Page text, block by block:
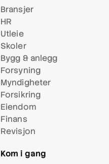
Bransjer
HR
Utleie
Skoler
Bygg & anlegg
Forsyning
Myndigheter
Forsikring
Eiendom
Finans
Revisjon
Kom i gang